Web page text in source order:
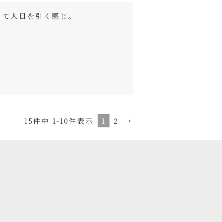
人目を引く感じ。
15件中 1-10件表示 1 2